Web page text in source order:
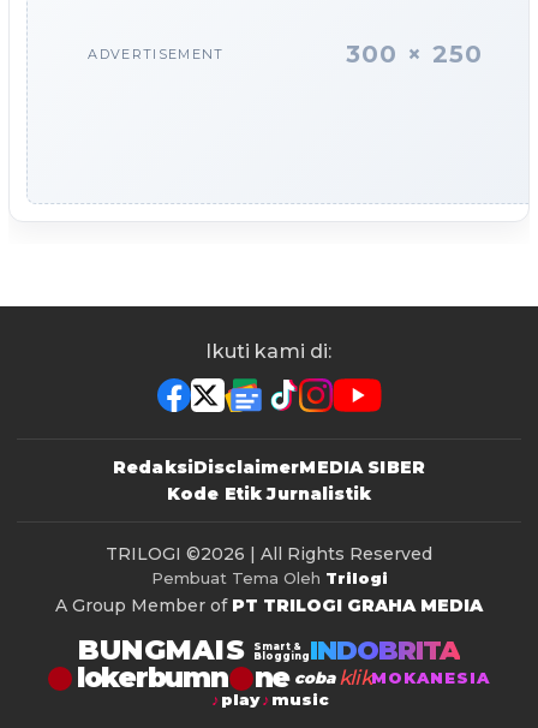
ADVERTISEMENT 300 × 250
Ikuti kami di:
RedaksiDisclaimerMEDIA SIBER
Kode Etik Jurnalistik
TRILOGI ©2026 | All Rights Reserved
Pembuat Tema Oleh Trilogi
A Group Member of PT TRILOGI GRAHA MEDIA
BUNGMAIS
Smart &
Blogging INDOBRITA
lokerbumn coba klikMOKANESIA
play
music